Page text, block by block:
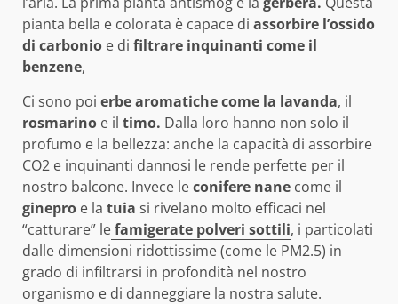
pianta bella e colorata è capace di assorbire l’ossido
di carbonio e di filtrare inquinanti come il
benzene,
Ci sono poi erbe aromatiche come la lavanda, il
rosmarino e il timo. Dalla loro hanno non solo il
profumo e la bellezza: anche la capacità di assorbire
CO2 e inquinanti dannosi le rende perfette per il
nostro balcone. Invece leconifere nane come il
ginepro e la tuia si rivelano molto efficaci nel
“catturare” lefamigerate polveri sottili, i particolati
dalle dimensioni ridottissime (come le PM2.5) in
grado di infiltrarsi in profondità nel nostro
organismo e di danneggiare la nostra salute.